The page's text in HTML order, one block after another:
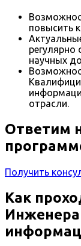
повысить
научных
отрасли.
Ответим
Получить
Как